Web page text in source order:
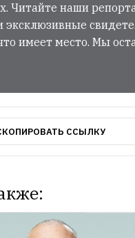
Читайте наши
эксклюзивные
имеет место. Мы
ССЫЛКУ